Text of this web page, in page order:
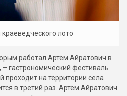
лото
работал Артём Айратович в
– гастрономический фестиваль
проходит на территории села
в третий раз. Артём Айратович